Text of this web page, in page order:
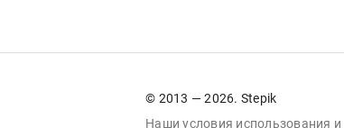
© 2013 — 2026. Stepik
Наши условия использования и